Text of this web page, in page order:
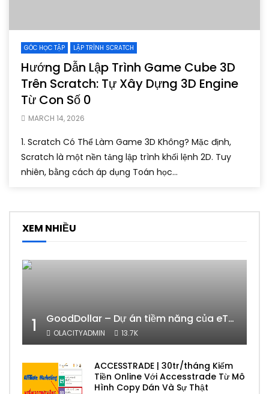
GÓC HỌC TẬP LẬP TRÌNH SCRATCH
Hướng Dẫn Lập Trình Game Cube 3D
Trên Scratch: Tự Xây Dựng 3D Engine
Từ Con Số 0
MARCH 14, 2026
1. Scratch Có Thể Làm Game 3D Không? Mặc định,
Scratch là một nền tảng lập trình khối lệnh 2D. Tuy
nhiên, bằng cách áp dụng Toán học...
XEM NHIỀU
1 GoodDollar – Dự án tiềm năng của eToro có phải lừa đảo hay không?
OLACITYADMIN 13.7K
ACCESSTRADE | 30tr/tháng Kiếm
Tiền Online Với Accesstrade Từ Mô
Hình Copy Dán Và Sự Thật